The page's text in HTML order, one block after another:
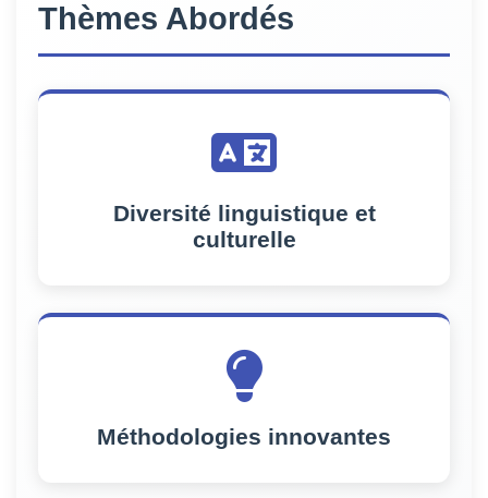
Thèmes Abordés
Diversité linguistique et
culturelle
Méthodologies innovantes